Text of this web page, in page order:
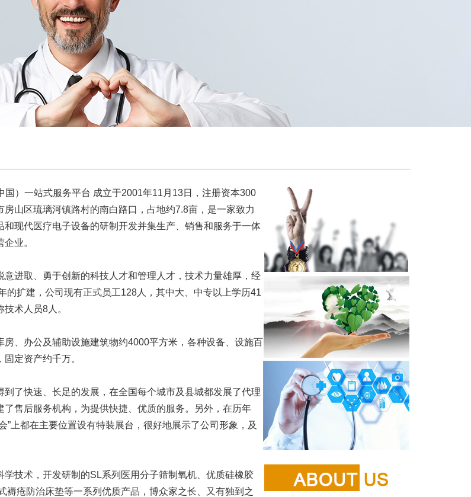
国）一站式服务平台 成立于2001年11月13日，注册资本300
房山区琉璃河镇路村的南白路口，占地约7.8亩，是一家致力
和现代医疗电子设备的研制开发并集生产、销售和服务于一体
业。
取、勇于创新的科技人才和管理人才，技术力量雄厚，经
的扩建，公司现有正式员工128人，其中大、中专以上学历41
术人员8人。
办公及辅助设施建筑物约4000平方米，各种设备、设施百
定资产约千万。
快速、长足的发展，在全国每个城市及县城都发展了代理
了售后服务机构，为提供快捷、优质的服务。另外，在历年
”上都在主要位置设有特装展台，很好地展示了公司形象，及
技术，开发研制的SL系列医用分子筛制氧机、优质硅橡胶
褥疮防治床垫等一系列优质产品，博众家之长、又有独到之